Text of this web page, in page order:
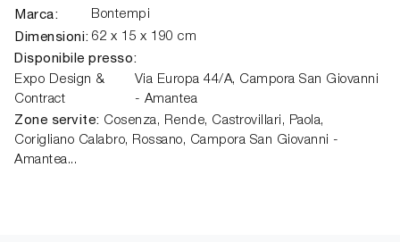
Marca: Bontempi
Dimensioni: 62 x 15 x 190 cm
Disponibile presso:
Expo Design &
Contract
Via Europa 44/A, Campora San Giovanni
- Amantea
Zone servite: Cosenza, Rende, Castrovillari, Paola,
Corigliano Calabro, Rossano, Campora San Giovanni -
Amantea...